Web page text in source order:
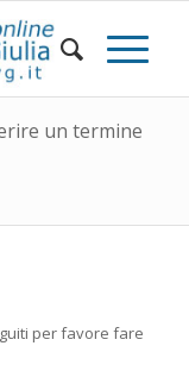
un termine
per favore fare